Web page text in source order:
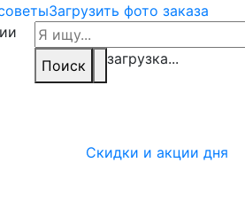
Загрузить фото заказа
Поиск загрузка...
Скидки и акции дня